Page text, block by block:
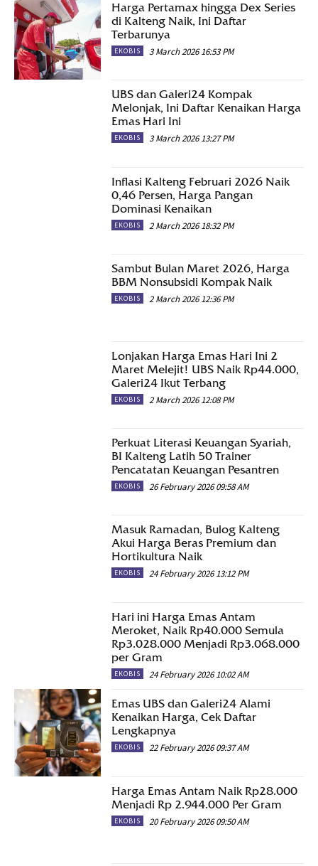
Harga Pertamax hingga Dex Series
di Kalteng Naik, Ini Daftar
Terbarunya
EKOBIS 3 March 2026 16:53 PM
UBS dan Galeri24 Kompak
Melonjak, Ini Daftar Kenaikan Harga
Emas Hari Ini
EKOBIS 3 March 2026 13:27 PM
Inflasi Kalteng Februari 2026 Naik
0,46 Persen, Harga Pangan
Dominasi Kenaikan
EKOBIS 2 March 2026 18:32 PM
Sambut Bulan Maret 2026, Harga
BBM Nonsubsidi Kompak Naik
EKOBIS 2 March 2026 12:36 PM
Lonjakan Harga Emas Hari Ini 2
Maret Melejit! UBS Naik Rp44.000,
Galeri24 Ikut Terbang
EKOBIS 2 March 2026 12:08 PM
Perkuat Literasi Keuangan Syariah,
BI Kalteng Latih 50 Trainer
Pencatatan Keuangan Pesantren
EKOBIS 26 February 2026 09:58 AM
Masuk Ramadan, Bulog Kalteng
Akui Harga Beras Premium dan
Hortikultura Naik
EKOBIS 24 February 2026 13:12 PM
Hari ini Harga Emas Antam
Meroket, Naik Rp40.000 Semula
Rp3.028.000 Menjadi Rp3.068.000
per Gram
EKOBIS 24 February 2026 10:02 AM
Emas UBS dan Galeri24 Alami
Kenaikan Harga, Cek Daftar
Lengkapnya
EKOBIS 22 February 2026 09:37 AM
Harga Emas Antam Naik Rp28.000
Menjadi Rp 2.944.000 Per Gram
EKOBIS 20 February 2026 09:50 AM